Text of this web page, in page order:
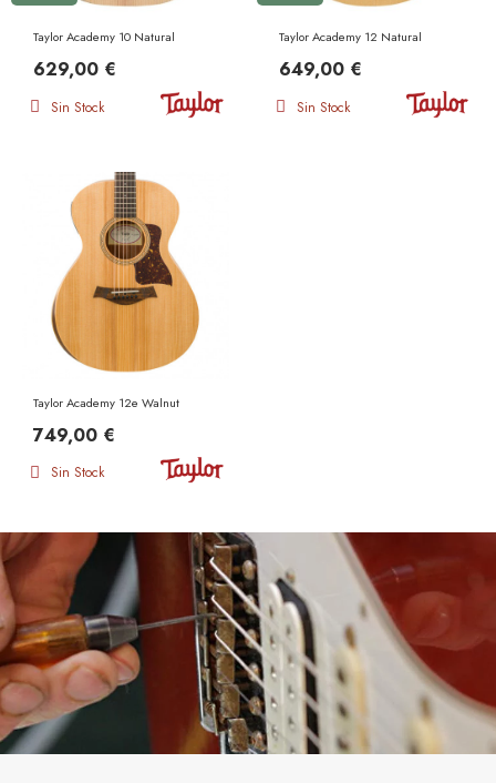
Taylor Academy 10 Natural
629,00 €
Sin Stock
Taylor Academy 12 Natural
649,00 €
Sin Stock
Taylor Academy 12e Walnut
749,00 €
Sin Stock